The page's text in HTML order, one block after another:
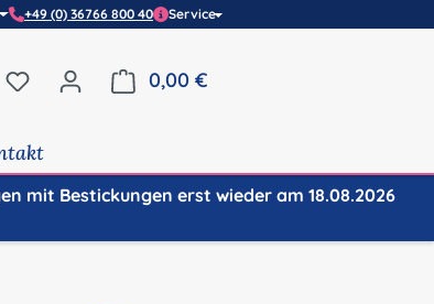
+49 (0) 36766 800 40 Service
Du hast 0 Produkte auf dem Merkzettel
0,00 €
mit Bestickungen erst wieder am 18.08.2026